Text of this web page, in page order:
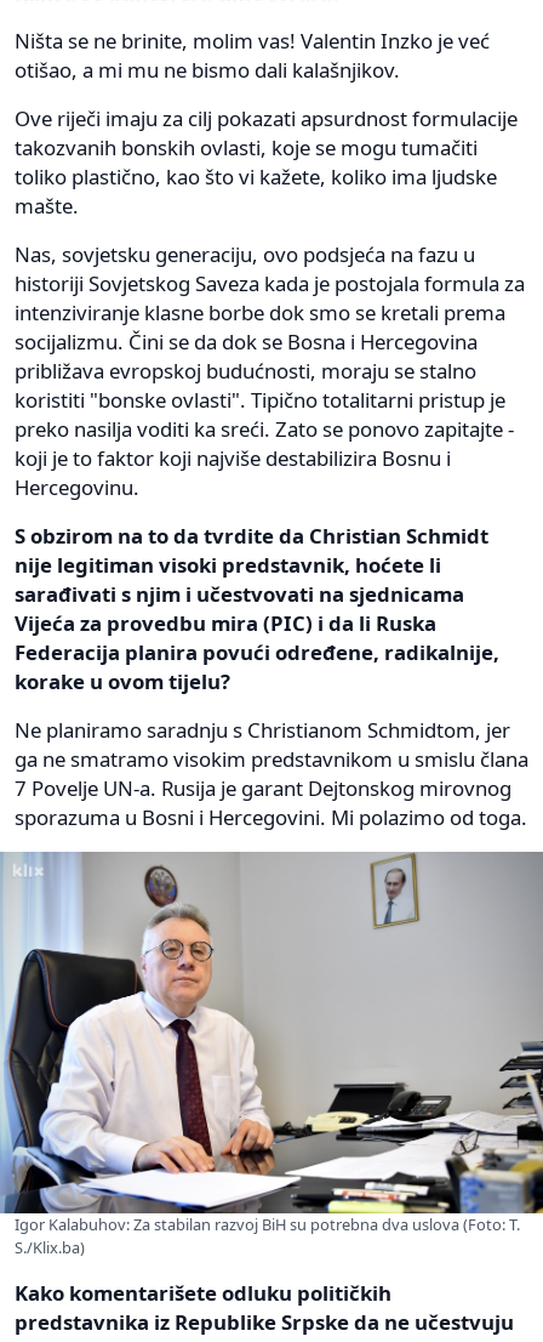
Ništa se ne brinite, molim vas! Valentin Inzko je već
otišao, a mi mu ne bismo dali kalašnjikov.
Ove riječi imaju za cilj pokazati apsurdnost formulacije
takozvanih bonskih ovlasti, koje se mogu tumačiti
toliko plastično, kao što vi kažete, koliko ima ljudske
mašte.
Nas, sovjetsku generaciju, ovo podsjeća na fazu u
historiji Sovjetskog Saveza kada je postojala formula za
intenziviranje klasne borbe dok smo se kretali prema
socijalizmu. Čini se da dok se Bosna i Hercegovina
približava evropskoj budućnosti, moraju se stalno
koristiti "bonske ovlasti". Tipično totalitarni pristup je
preko nasilja voditi ka sreći. Zato se ponovo zapitajte -
koji je to faktor koji najviše destabilizira Bosnu i
Hercegovinu.
S obzirom na to da tvrdite da Christian Schmidt
nije legitiman visoki predstavnik, hoćete li
sarađivati s njim i učestvovati na sjednicama
Vijeća za provedbu mira (PIC) i da li Ruska
Federacija planira povući određene, radikalnije,
korake u ovom tijelu?
Ne planiramo saradnju s Christianom Schmidtom, jer
ga ne smatramo visokim predstavnikom u smislu člana
7 Povelje UN-a. Rusija je garant Dejtonskog mirovnog
sporazuma u Bosni i Hercegovini. Mi polazimo od toga.
Igor Kalabuhov: Za stabilan razvoj BiH su potrebna dva uslova (Foto: T.
S./Klix.ba)
Kako komentarišete odluku političkih
predstavnika iz Republike Srpske da ne učestvuju